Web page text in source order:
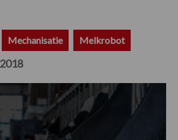
Mechanisatie Melkrobot